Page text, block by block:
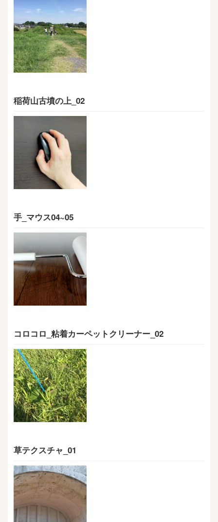
稲荷山古墳の上_02
手_マウス04~05
コロコロ_粘着カーペットクリーナー_02
草テクスチャ_01